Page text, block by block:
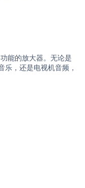
能的放大器。无论是
乐，还是电视机音频，